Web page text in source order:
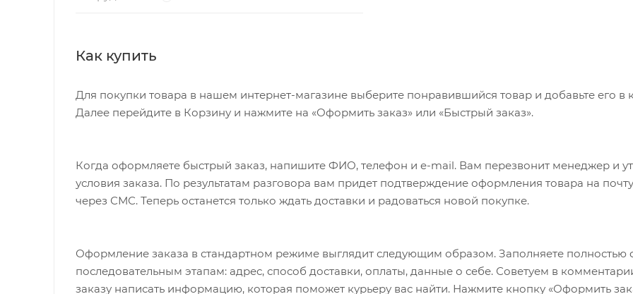
Как купить
Для покупки товара в нашем интернет-магазине выберите понравившийся товар и добавьте его в
Далее перейдите в Корзину и нажмите на «Оформить заказ» или «Быстрый заказ».
Когда оформляете быстрый заказ, напишите ФИО, телефон и e-mail. Вам перезвонит менеджер и
условия заказа. По результатам разговора вам придет подтверждение оформления товара на
через СМС. Теперь останется только ждать доставки и радоваться новой покупке.
Оформление заказа в стандартном режиме выглядит следующим образом. Заполняете полностью
последовательным этапам: адрес, способ доставки, оплаты, данные о себе. Советуем в
заказу написать информацию, которая поможет курьеру вас найти. Нажмите кнопку «Оформить